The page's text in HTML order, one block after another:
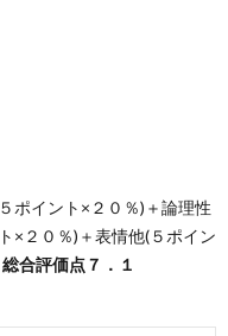
ポイント×２０％)＋論理性
×２０％)＋表情他(５ポイン
総合評価点７．１